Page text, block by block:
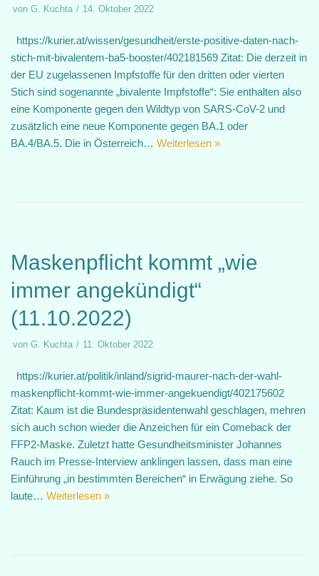
von G. Kuchta 14. Oktober 2022
https://kurier.at/wissen/gesundheit/erste-positive-daten-nach-
stich-mit-bivalentem-ba5-booster/402181569 Zitat: Die derzeit in
der EU zugelassenen Impfstoffe für den dritten oder vierten
Stich sind sogenannte „bivalente Impfstoffe“: Sie enthalten also
eine Komponente gegen den Wildtyp von SARS-CoV-2 und
zusätzlich eine neue Komponente gegen BA.1 oder
BA.4/BA.5. Die in Österreich… Weiterlesen »
Maskenpflicht kommt „wie
immer angekündigt“
(11.10.2022)
von G. Kuchta 11. Oktober 2022
https://kurier.at/politik/inland/sigrid-maurer-nach-der-wahl-
maskenpflicht-kommt-wie-immer-angekuendigt/402175602
Zitat: Kaum ist die Bundespräsidentenwahl geschlagen, mehren
sich auch schon wieder die Anzeichen für ein Comeback der
FFP2-Maske. Zuletzt hatte Gesundheitsminister Johannes
Rauch im Presse-Interview anklingen lassen, dass man eine
Einführung „in bestimmten Bereichen“ in Erwägung ziehe. So
laute… Weiterlesen »